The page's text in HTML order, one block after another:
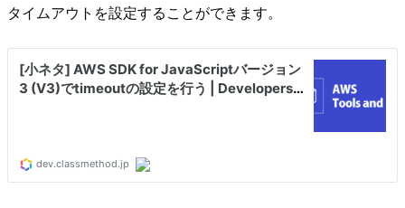
タイムアウトを設定することができます。